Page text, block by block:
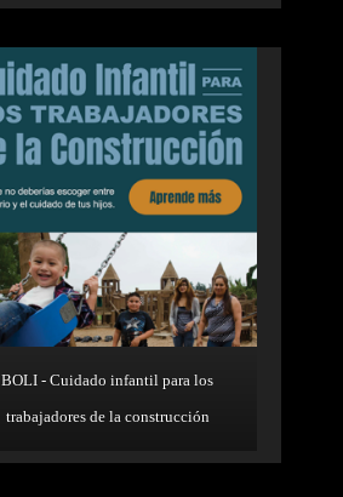
BOLI - Cuidado infantil para los
trabajadores de la construcción